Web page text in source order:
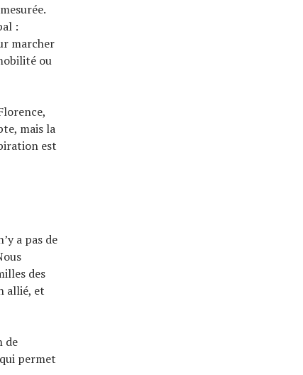
:
marcher
ou
mais la
est
a pas de
des
allié, et
de
permet